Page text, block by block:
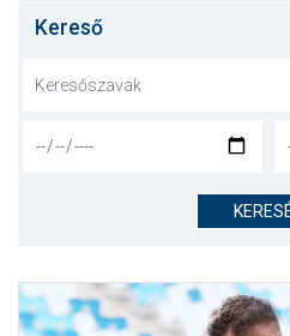
JEGYÉRTÉKESÍTÉS
Kereső